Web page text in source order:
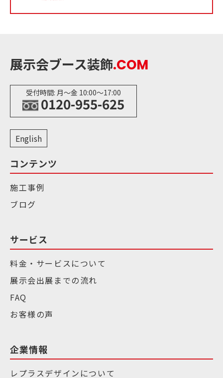
展示会ブース装飾.COM
受付時間: 月〜金 10:00〜17:00
0120-955-625
English
コンテンツ
施工事例
ブログ
サービス
料金・サービスについて
展示会出展までの流れ
FAQ
お客様の声
企業情報
レプラスデザインについて